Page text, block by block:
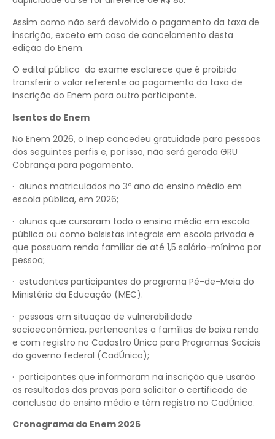
Assim como não será devolvido o pagamento da taxa de
inscrição, exceto em caso de cancelamento desta
edição do Enem.
O edital público do exame esclarece que é proibido
transferir o valor referente ao pagamento da taxa de
inscrição do Enem para outro participante.
Isentos do Enem
No Enem 2026, o Inep concedeu gratuidade para pessoas
dos seguintes perfis e, por isso, não será gerada GRU
Cobrança para pagamento.
· alunos matriculados no 3º ano do ensino médio em
escola pública, em 2026;
· alunos que cursaram todo o ensino médio em escola
pública ou como bolsistas integrais em escola privada e
que possuam renda familiar de até 1,5 salário-mínimo por
pessoa;
· estudantes participantes do programa Pé-de-Meia do
Ministério da Educação (MEC).
· pessoas em situação de vulnerabilidade
socioeconômica, pertencentes a famílias de baixa renda
e com registro no Cadastro Único para Programas Sociais
do governo federal (CadÚnico);
· participantes que informaram na inscrição que usarão
os resultados das provas para solicitar o certificado de
conclusão do ensino médio e têm registro no CadÚnico.
Cronograma do Enem 2026